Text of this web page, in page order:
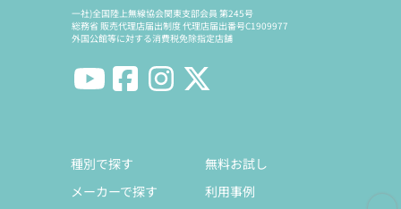
一社)全国陸上無線協会関東支部会員 第245号
総務省 販売代理店届出制度 代理店届出番号C1909977
外国公館等に対する消費税免除指定店舗
種別で探す
メーカーで探す
無料お試し
利用事例